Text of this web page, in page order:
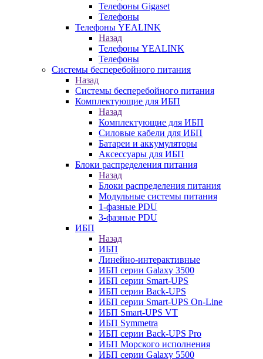
Телефоны Gigaset
Телефоны
Телефоны YEALINK
Назад
Телефоны YEALINK
Телефоны
Системы бесперебойного питания
Назад
Системы бесперебойного питания
Комплектующие для ИБП
Назад
Комплектующие для ИБП
Силовые кабели для ИБП
Батареи и аккумуляторы
Аксессуары для ИБП
Блоки распределения питания
Назад
Блоки распределения питания
Модульные системы питания
1-фазные PDU
3-фазные PDU
ИБП
Назад
ИБП
Линейно-интерактивные
ИБП серии Galaxy 3500
ИБП серии Smart-UPS
ИБП серии Back-UPS
ИБП серии Smart-UPS On-Line
ИБП Smart-UPS VT
ИБП Symmetra
ИБП серии Back-UPS Pro
ИБП Морского исполнения
ИБП серии Galaxy 5500